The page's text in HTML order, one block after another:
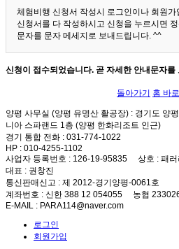
체험비행 신청서 작성시 로그인이나 회원
신청서를 다 작성하시고 신청을 누르시면
문자를 문자 메세지로 보내드립니다. ^^
신청이 접수되었습니다. 곧 자세한 안내문자를
돌아가기 홈 바
양평 사무실 (양평 유명산 활공장) : 경기도 양
니아 스파랜드 1층 (양평 한화리조트 인근)
경기 통합 전화 : 031-774-1022
HP : 010-4255-1102
사업자 등록번호 : 126-19-95835 상호 : 패
대표 : 권창진
통신판매신고 : 제 2012-경기양평-0061호
계좌번호 : 신한 388 12 054055 농협
E-MAIL : PARA114@naver.com
로그인
회원가입